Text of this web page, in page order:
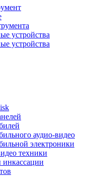
устройства
устройства
аудио-видео
электроники
техники
инкассации